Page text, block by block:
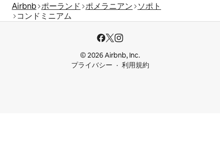
Airbnb ポーランド ポメラニアン
ソポト
コンドミニアム
© 2026 Airbnb, Inc.
プライバシー
利用規約